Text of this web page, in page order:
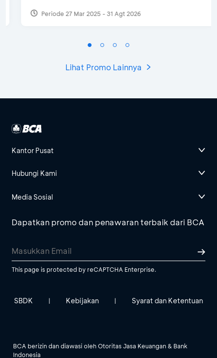
Periode 27 Mar 2025 - 31 Agt 2026
Lihat Promo Lainnya
Kantor Pusat
Hubungi Kami
Media Sosial
Dapatkan promo dan penawaran terbaik dari BCA
This page is protected by reCAPTCHA Enterprise.
SBDK | Kebijakan | Syarat dan Ketentuan
BCA berizin dan diawasi oleh Otoritas Jasa Keuangan & Bank
Indonesia